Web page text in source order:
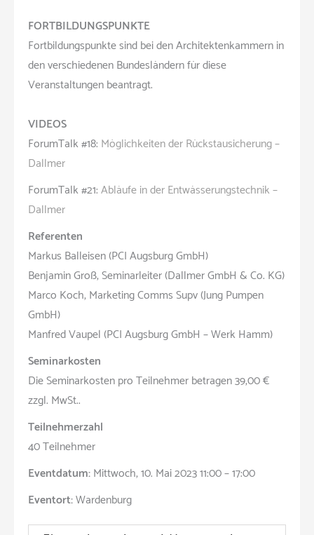
FORTBILDUNGSPUNKTE
Fortbildungspunkte sind bei den Architektenkammern in
den verschiedenen Bundesländern für diese
Veranstaltungen beantragt.
VIDEOS
ForumTalk #18: Möglichkeiten der Rückstausicherung –
Dallmer
ForumTalk #21:Abläufe in der Entwässerungstechnik –
Dallmer
Referenten
Markus Balleisen (PCI Augsburg GmbH)
Benjamin Groß, Seminarleiter (Dallmer GmbH & Co. KG)
Marco Koch, Marketing Comms Supv (Jung Pumpen
GmbH)
Manfred Vaupel (PCI Augsburg GmbH – Werk Hamm)
Seminarkosten
Die Seminarkosten pro Teilnehmer betragen 39,00 €
zzgl. MwSt..
Teilnehmerzahl
40 Teilnehmer
Eventdatum:Mittwoch, 10. Mai 2023 11:00 – 17:00
Eventort:Wardenburg